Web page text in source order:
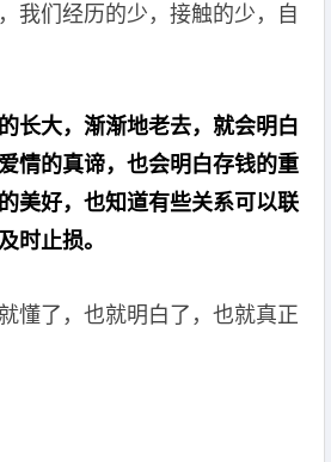
我们经历的少，接触的少，自
长大，渐渐地老去，就会明白
情的真谛，也会明白存钱的重
美好，也知道有些关系可以联
时止损。
懂了，也就明白了，也就真正